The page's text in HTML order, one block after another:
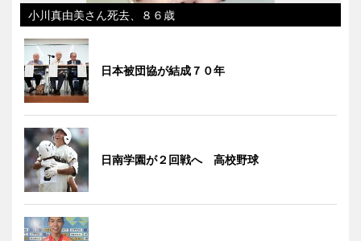
小川真由美さん死去、８６歳
日本被団協が結成７０年
日南学園が２回戦へ 高校野球